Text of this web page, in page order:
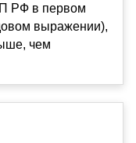
РФ в первом
выражении),
чем